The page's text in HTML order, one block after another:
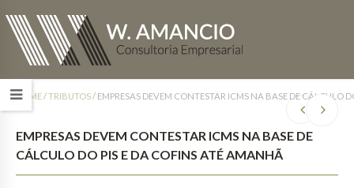
HOME/TRIBUTOS/ EMPRESAS DEVEM CONTESTAR ICMS NA BASE DE CÁLCULO
EMPRESAS DEVEM CONTESTAR ICMS NA BASE DE
CÁLCULO DO PIS E DA COFINS ATÉ AMANHÃ